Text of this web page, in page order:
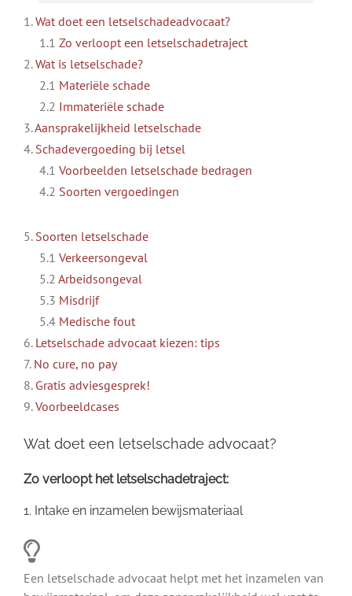
1.Wat doet een letselschadeadvocaat?
1.1 Zo verloopt een letselschadetraject
2.Wat is letselschade?
2.1 Materiële schade
2.2 Immateriële schade
3.Aansprakelijkheid letselschade
4. Schadevergoeding bij letsel
4.1 Voorbeelden letselschade bedragen
4.2 Soorten vergoedingen
5. Soorten letselschade
5.1 Verkeersongeval
5.2 Arbeidsongeval
5.3 Misdrijf
5.4 Medische fout
6. Letselschade advocaat kiezen: tips
7. No cure, no pay
8. Gratis adviesgesprek!
9.Voorbeeldcases
Wat doet een letselschade advocaat?
Zo verloopt het letselschadetraject:
1. Intake en inzamelen bewijsmateriaal
Een letselschade advocaat helpt met het inzamelen van